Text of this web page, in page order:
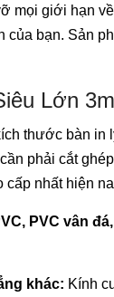
mọi giới hạn
của bạn. Sản
Lớn
thước bàn in
phải cắt
cấp nhất hiện
PVC vân
khác: Kính